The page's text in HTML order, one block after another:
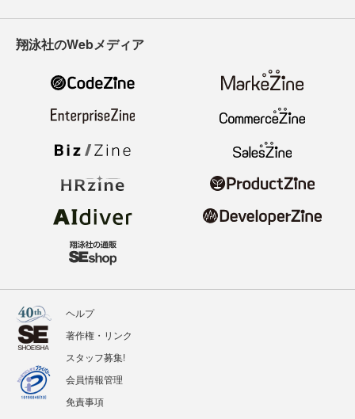
翔泳社のWebメディア
ヘルプ
著作権・リンク
スタッフ募集!
会員情報管理
免責事項